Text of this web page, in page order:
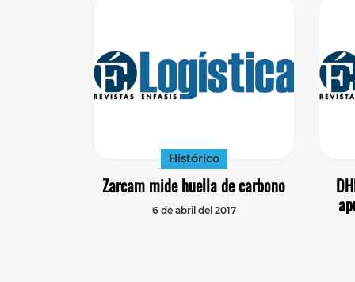
Histórico
Zarcam mide huella de carbono
6 de abril del 2017